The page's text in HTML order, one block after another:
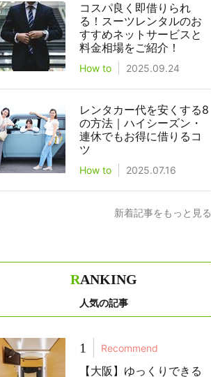
コスパ良く即借りられ
る！スーツレンタルのお
すすめネットサービスと
料金相場をご紹介！
How to 2025.09.24
レンタカー代を安くする8
の方法｜ハイシーズン・
連休でもお得に借りるコ
ツ
How to 2025.07.16
新着記事をもっと見る
RANKING
人気の記事
1 Recommend
【大阪】ゆっくりできる